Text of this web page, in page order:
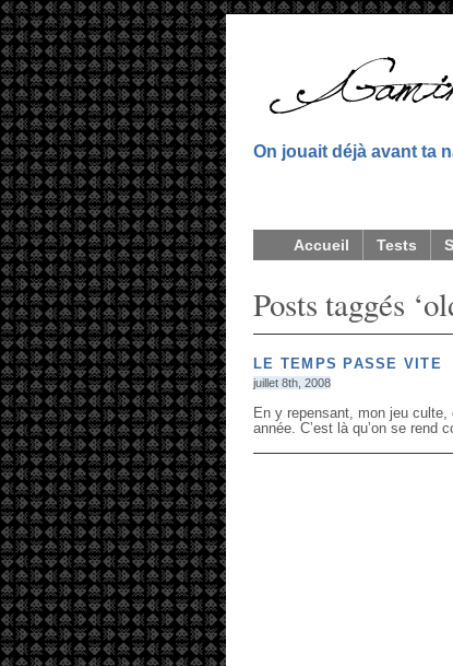
On jouait déjà avant ta
Accueil Tests
Posts taggés
LE TEMPS PASSE VITE
juillet 8th, 2008
En y repensant, mon jeu
année. C’est là qu’on se rend